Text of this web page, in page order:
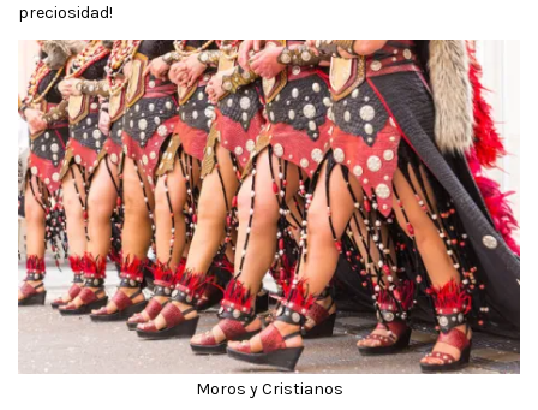
preciosidad!
Moros y Cristianos